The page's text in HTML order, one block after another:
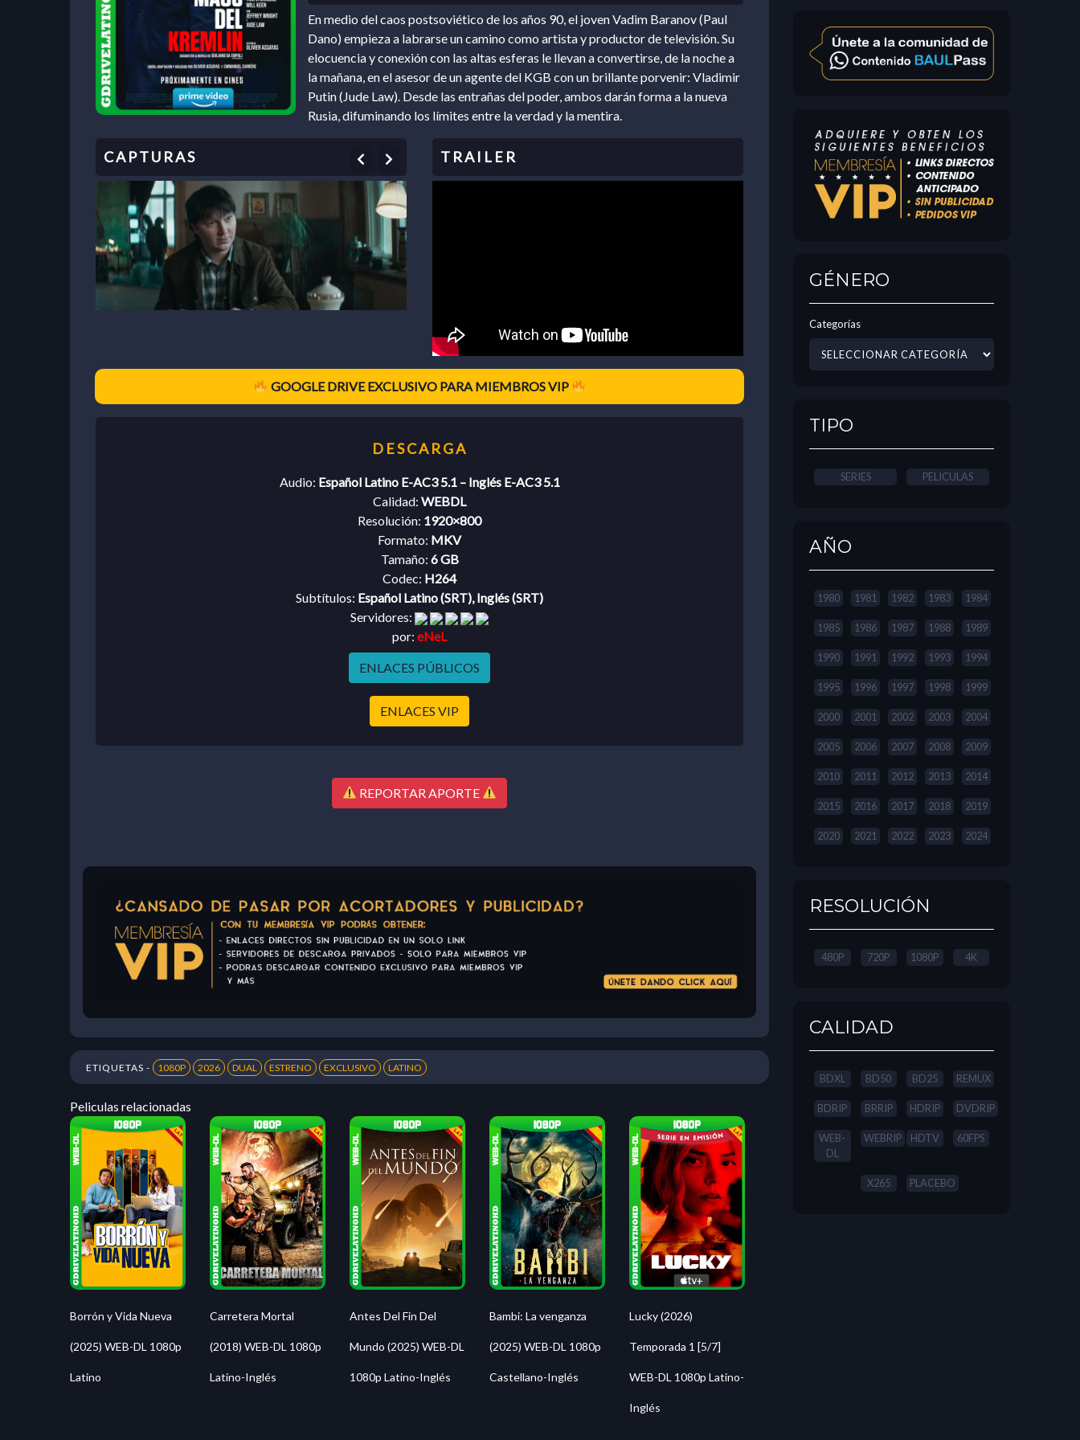
En medio del caos postsoviético de los años 90, el joven Vadim Baranov (Paul
Dano) empieza a labrarse un camino como artista y productor de televisión. Su
elocuencia y conexión con las altas esferas le llevan a convertirse, de la noche a
la mañana, en el asesor de un agente del KGB con un brillante porvenir: Vladimir
Putin (Jude Law). Desde las entrañas del poder, ambos darán forma a la nueva
Rusia, difuminando los límites entre la verdad y la mentira.
Previous
GOOGLE DRIVE EXCLUSIVO PARA MIEMBROS VIP
Audio: Español Latino E-AC3 5.1 – Inglés E-AC3 5.1
Calidad: WEBDL
Resolución: 1920×800
Formato: MKV
Tamaño: 6 GB
Codec: H264
Subtítulos: Español Latino (SRT), Inglés (SRT)
Servidores:
por: eNeL
ENLACES PÚBLICOS
ENLACES VIP
REPORTAR APORTE
ETIQUETAS - 1080P 2026 DUAL ESTRENO EXCLUSIVO LATINO
Peliculas relacionadas
Borrón y Vida Nueva
(2025) WEB-DL 1080p
Latino
Carretera Mortal
(2018) WEB-DL 1080p
Latino-Inglés
Antes Del Fin Del
Mundo (2025) WEB-DL
1080p Latino-Inglés
Bambi: La venganza
(2025) WEB-DL 1080p
Castellano-Inglés
Lucky (2026)
Temporada 1 [5/7]
WEB-DL 1080p Latino-
Inglés
GÉNERO
Categorías
TIPO
SERIES PELICULAS
AÑO
1980 1981 1982 1983 1984
1985 1986 1987 1988 1989
1990 1991 1992 1993 1994
1995 1996 1997 1998 1999
2000 2001 2002 2003 2004
2005 2006 2007 2008 2009
2010 2011 2012 2013 2014
2015 2016 2017 2018 2019
2020 2021 2022 2023 2024
RESOLUCIÓN
480P 720P 1080P 4K
CALIDAD
BDXL BD50 BD25 REMUX
BDRIP BRRIP HDRIP DVDRIP
WEB-
DL
WEBRIP HDTV 60FPS
X265 PLACEBO